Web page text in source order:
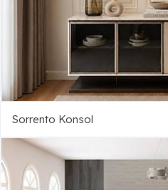
Sorrento Konsol